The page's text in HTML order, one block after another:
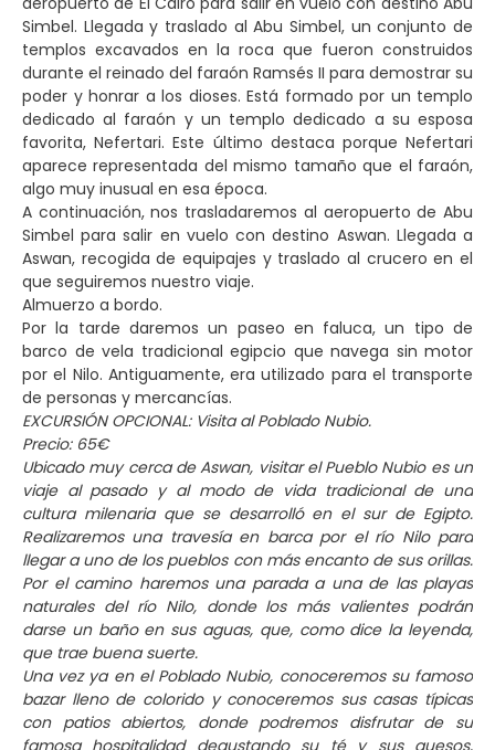
Simbel. Llegada y traslado al Abu Simbel, un conjunto de
templos excavados en la roca que fueron construidos
durante el reinado del faraón Ramsés II para demostrar su
poder y honrar a los dioses. Está formado por un templo
dedicado al faraón y un templo dedicado a su esposa
favorita, Nefertari. Este último destaca porque Nefertari
aparece representada del mismo tamaño que el faraón,
algo muy inusual en esa época.
A continuación, nos trasladaremos al aeropuerto de Abu
Simbel para salir en vuelo con destino Aswan. Llegada a
Aswan, recogida de equipajes y traslado al crucero en el
que seguiremos nuestro viaje.
Almuerzo a bordo.
Por la tarde daremos un paseo en faluca, un tipo de
barco de vela tradicional egipcio que navega sin motor
por el Nilo. Antiguamente, era utilizado para el transporte
de personas y mercancías.
EXCURSIÓN OPCIONAL: Visita al Poblado Nubio.
Precio: 65€
Ubicado muy cerca de Aswan, visitar el Pueblo Nubio es un
viaje al pasado y al modo de vida tradicional de una
cultura milenaria que se desarrolló en el sur de Egipto.
Realizaremos una travesía en barca por el río Nilo para
llegar a uno de los pueblos con más encanto de sus orillas.
Por el camino haremos una parada a una de las playas
naturales del río Nilo, donde los más valientes podrán
darse un baño en sus aguas, que, como dice la leyenda,
que trae buena suerte.
Una vez ya en el Poblado Nubio, conoceremos su famoso
bazar lleno de colorido y conoceremos sus casas típicas
con patios abiertos, donde podremos disfrutar de su
famosa hospitalidad degustando su té y sus quesos,